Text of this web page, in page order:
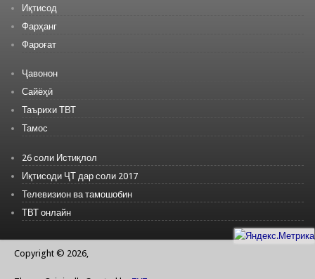
Иқтисод
Фарҳанг
Фароғат
Ҷавонон
Сайёҳӣ
Таърихи ТВТ
Тамос
26 соли Истиқлол
Иқтисоди ҶТ дар соли 2017
Телевизион ва тамошобин
ТВТ онлайн
Copyright © 2026,